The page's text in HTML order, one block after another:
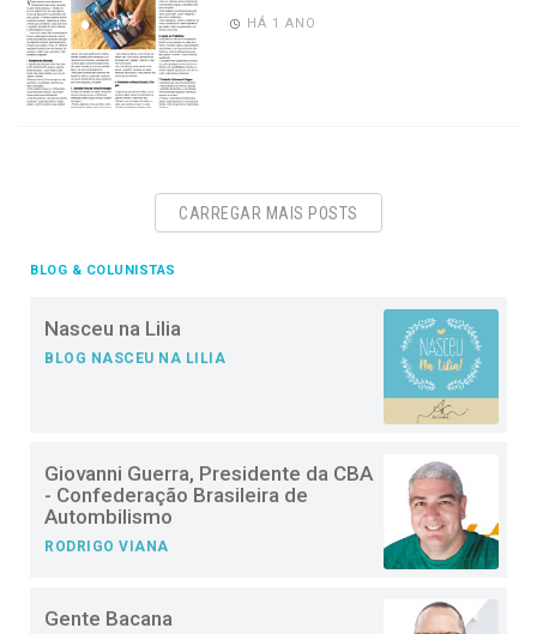
HÁ 1 ANO
CARREGAR MAIS POSTS
BLOG & COLUNISTAS
Nasceu na Lilia
BLOG NASCEU NA LILIA
Giovanni Guerra, Presidente da CBA
- Confederação Brasileira de
Autombilismo
RODRIGO VIANA
Gente Bacana